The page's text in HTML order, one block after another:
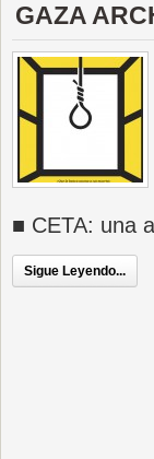
GAZA
■ CETA: una
Sigue Leyendo...